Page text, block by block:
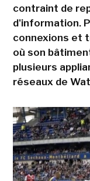
contraint de
d'information.
connexions et
où son
plusieurs
réseaux de